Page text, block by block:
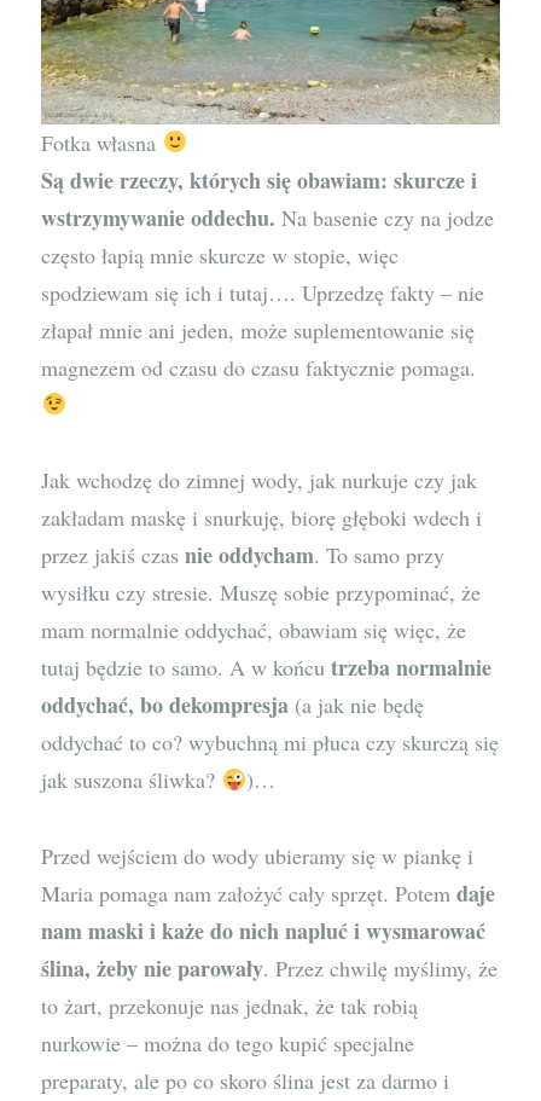
Fotka własna
Są dwie rzeczy, których się obawiam: skurcze i
wstrzymywanie oddechu. Na basenie czy na jodze
często łapią mnie skurcze w stopie, więc
spodziewam się ich i tutaj…. Uprzedzę fakty – nie
złapał mnie ani jeden, może suplementowanie się
magnezem od czasu do czasu faktycznie pomaga.
Jak wchodzę do zimnej wody, jak nurkuje czy jak
zakładam maskę i snurkuję, biorę głęboki wdech i
przez jakiś czasnie oddycham. To samo przy
wysiłku czy stresie. Muszę sobie przypominać, że
mam normalnie oddychać, obawiam się więc, że
tutaj będzie to samo. A w końcutrzeba normalnie
oddychać, bo dekompresja (a jak nie będę
oddychać to co? wybuchną mi płuca czy skurczą się
jak suszona śliwka?
)…
Przed wejściem do wody ubieramy się w piankę i
Maria pomaga nam założyć cały sprzęt. Potemdaje
nam maski i każe do nich napluć i wysmarować
ślina, żeby nie parowały. Przez chwilę myślimy, że
to żart, przekonuje nas jednak, że tak robią
nurkowie – można do tego kupić specjalne
preparaty, ale po co skoro ślina jest za darmo i